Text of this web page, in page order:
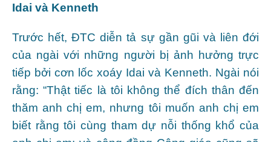
Idai và Kenneth
Trước hết, ĐTC diễn tả sự gần gũi và liên đới
của ngài với những người bị ảnh hưởng trực
tiếp bởi cơn lốc xoáy Idai và Kenneth. Ngài nói
rằng: “Thật tiếc là tôi không thể đích thân đến
thăm anh chị em, nhưng tôi muốn anh chị em
biết rằng tôi cùng tham dự nỗi thống khổ của